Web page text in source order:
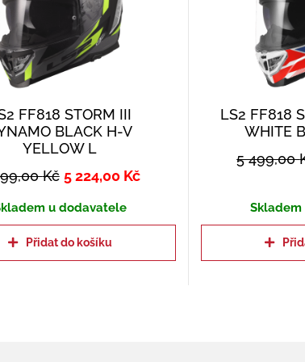
FF818 STORM III
BLACK H-V
YELLOW L
Kč 5 224,00 Kč
u dodavatele
Přidat do košíku
LS2 FF818
WHITE
5 499,00